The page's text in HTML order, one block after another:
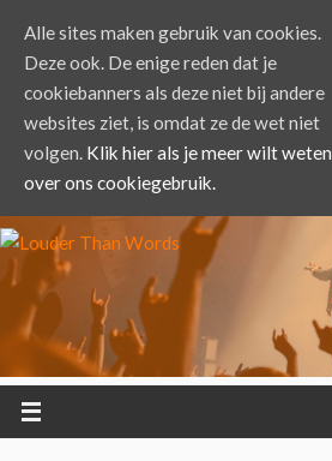
Alle sites maken gebruik van cookies.
Deze ook. De enige reden dat je
cookiebanners als deze niet bij andere
websites ziet, is omdat ze de wet niet
volgen. Klik hier als je meer wilt weten
over ons cookiegebruik.